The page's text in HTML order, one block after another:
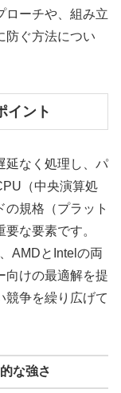
ローチや、組み立
防ぐ方法につい
イント
延なく処理し、パ
（中央演算処
規格（プラット
な要素です。
AMDとIntelの両
向けの最適解を提
競争を繰り広げて
な強さ